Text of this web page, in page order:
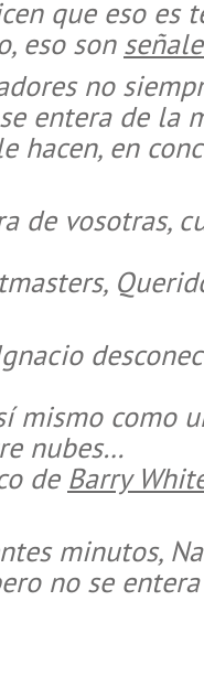
que eso es
eso son
no
entera de la
hacen, en
de vosotras,
mismo como
nubes…
de Barry
minutos,
no se